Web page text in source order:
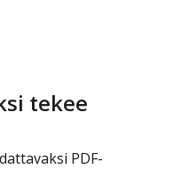
tekee
PDF-